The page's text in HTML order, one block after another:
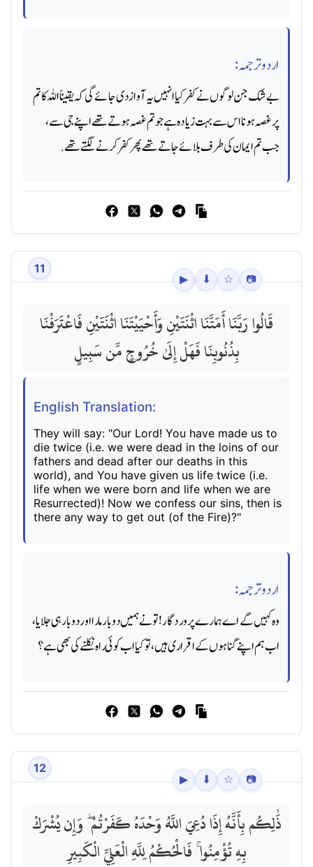
اردو ترجمہ:
بےشک جن لوگوں نے کفر کیا انہیں یہ آواز دی جائے گی کہ یقیناً اللہ کا تم
پر غصہ ہونااس سے بہت زیاده ہے جو تم غصہ ہوتے تھے اپنے جی سے،
جب تم ایمان کی طرف بلائے جاتے تھے پھر کفر کرنے لگتے تھے.
11
▶ ⬇ ☆ 📷
قَالُوا رَبَّنَا أَمَتَّنَا اثْنَتَيْنِ وَأَحْيَيْتَنَا اثْنَتَيْنِ فَاعْتَرَفْنَا
بِذُنُوبِنَا فَهَلْ إِلَىٰ خُرُوجٍ مِّن سَبِيلٍ
English Translation:
They will say: "Our Lord! You have made us to
die twice (i.e. we were dead in the loins of our
fathers and dead after our deaths in this
world), and You have given us life twice (i.e.
life when we were born and life when we are
Resurrected)! Now we confess our sins, then is
there any way to get out (of the Fire)?"
اردو ترجمہ:
وه کہیں گے اے ہمارے پروردگار! تو نے ہمیں دوبار مارا اور دو بار ہی جلایا ،
اب ہم اپنے گناہوں کے اقراری ہیں، تو کیا اب کوئی راه نکلنے کی بھی ہے؟
12
▶ ⬇ ☆ 📷
ذَٰلِكُم بِأَنَّهُ إِذَا دُعِيَ اللَّهُ وَحْدَهُ كَفَرْتُمْ ۖ وَإِن يُشْرَكْ
بِهِ تُؤْمِنُوا ۚ فَالْحُكْمُ لِلَّهِ الْعَلِيِّ الْكَبِيرِ